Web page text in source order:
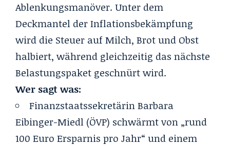
Ablenkungsmanöver. Unter dem
Deckmantel der Inflationsbekämpfung
wird die Steuer auf Milch, Brot und Obst
halbiert, während gleichzeitig das nächste
Belastungspaket geschnürt wird.
Wer sagt was:
Finanzstaatssekretärin Barbara
Eibinger-Miedl (ÖVP) schwärmt von „rund
100 Euro Ersparnis pro Jahr“ und einem